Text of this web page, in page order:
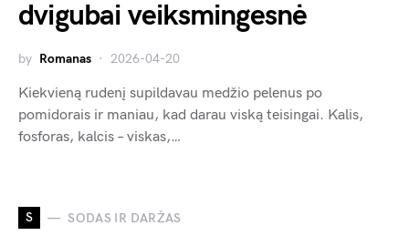
dvigubai veiksmingesnė
by Romanas 2026-04-20
Kiekvieną rudenį supildavau medžio pelenus po
pomidorais ir maniau, kad darau viską teisingai. Kalis,
fosforas, kalcis – viskas,…
S SODAS IR DARŽAS